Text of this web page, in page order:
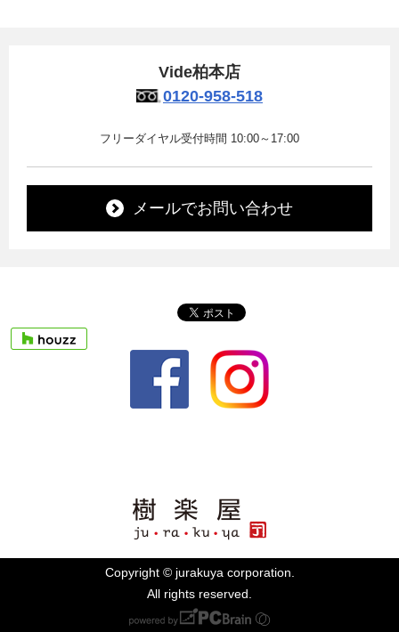
Vide柏本店
0120-958-518
フリーダイヤル受付時間 10:00～17:00
メールでお問い合わせ
Copyright © jurakuya corporation.
All rights reserved.